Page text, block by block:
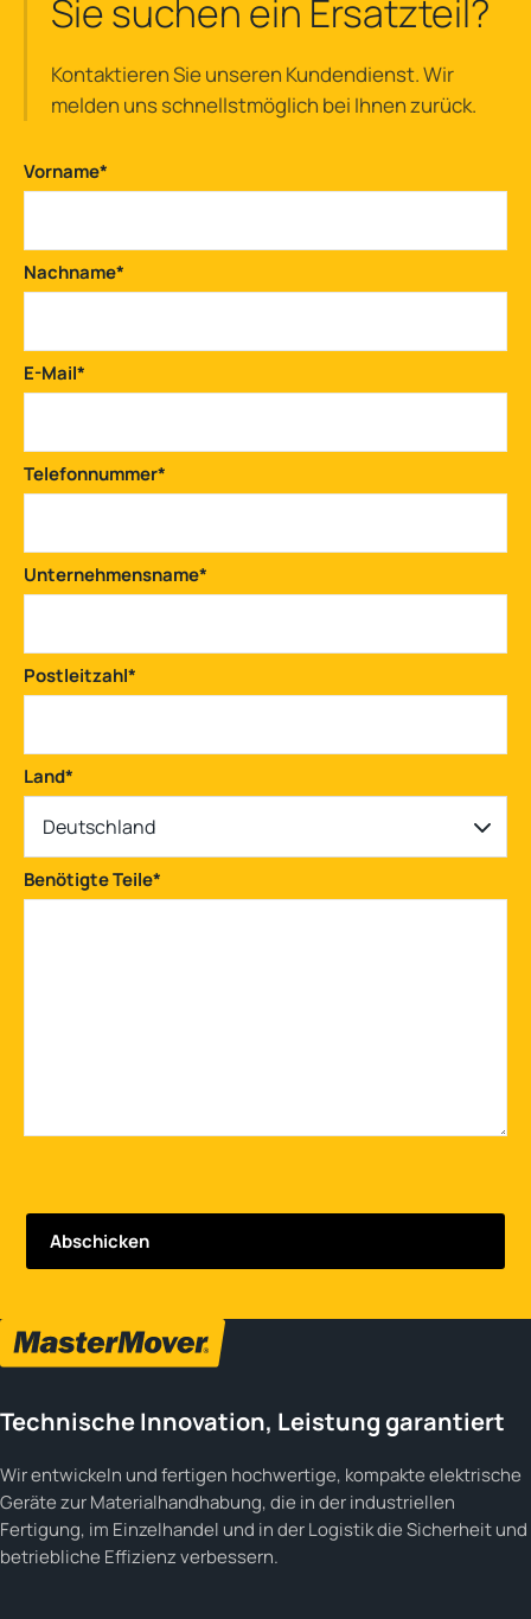
Sie suchen ein Ersatzteil?
Kontaktieren Sie unseren Kundendienst. Wir
melden uns schnellstmöglich bei Ihnen zurück.
Vorname*
Nachname*
E-Mail*
Telefonnummer*
Unternehmensname*
Postleitzahl*
Land*
Deutschland
Benötigte Teile*
Technische Innovation, Leistung garantiert
Wir entwickeln und fertigen hochwertige, kompakte elektrische
Geräte zur Materialhandhabung, die in der industriellen
Fertigung, im Einzelhandel und in der Logistik die Sicherheit und
betriebliche Effizienz verbessern.